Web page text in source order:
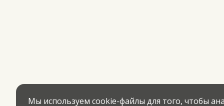
Мы используем cookie-файлы для того, чтобы